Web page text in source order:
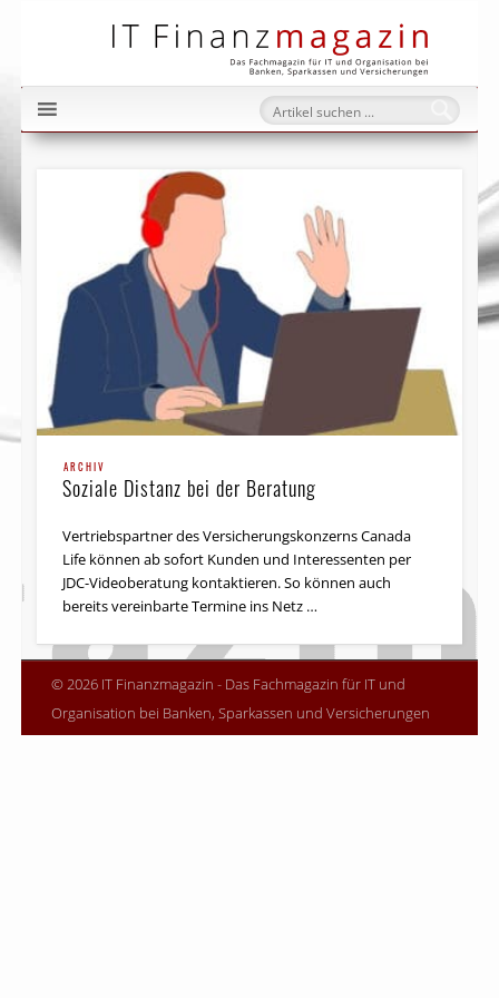
ARCHIV
Soziale Distanz bei der Beratung
Vertriebspartner des Versicherungskonzerns Canada
Life können ab sofort Kunden und Interessenten per
JDC-Videoberatung kontaktieren. So können auch
bereits vereinbarte Termine ins Netz …
© 2026 IT Finanzmagazin - Das Fachmagazin für IT und
Organisation bei Banken, Sparkassen und Versicherungen